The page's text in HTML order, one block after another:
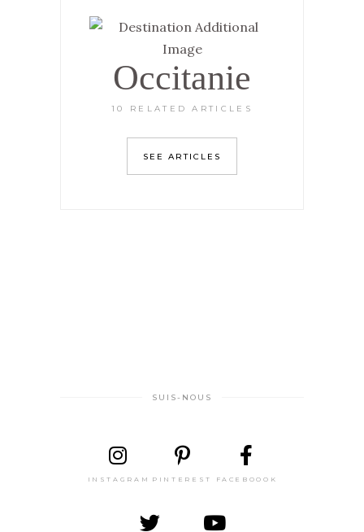
Occitanie
10 RELATED ARTICLES
SEE ARTICLES
SUIS-NOUS
INSTAGRAM PINTEREST FACEBOOOK